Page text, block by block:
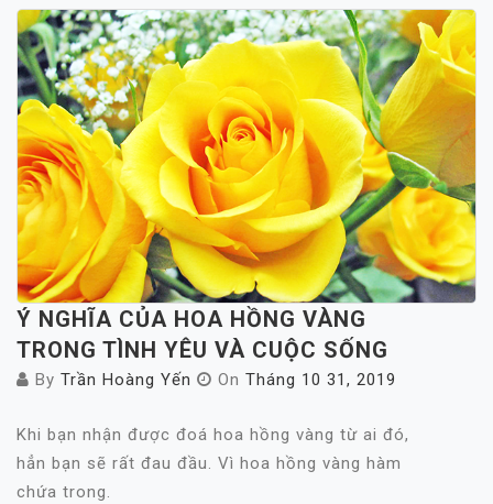
Ý NGHĨA CỦA HOA HỒNG VÀNG
TRONG TÌNH YÊU VÀ CUỘC SỐNG
By Trần Hoàng Yến On Tháng 10 31, 2019
Khi bạn nhận được đoá hoa hồng vàng từ ai đó,
hẳn bạn sẽ rất đau đầu. Vì hoa hồng vàng hàm
chứa trong.